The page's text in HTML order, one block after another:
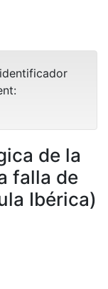
de la
falla de
Ibérica)